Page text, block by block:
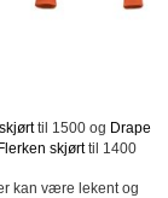
til 1500 og Drape
Flerken skjørttil 1400
kan være lekent og